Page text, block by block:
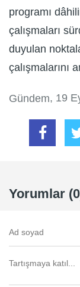
programı
çalışmaları
duyulan
çalışmalarını
Gündem, 19
Yorumlar